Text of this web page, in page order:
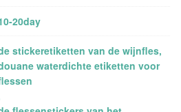
20day
stickeretiketten van de wijnfles,
waterdichte etiketten voor